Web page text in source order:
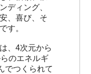
ディング、
、喜び、そ
す。
、4次元から
のエネルギ
でつくられて